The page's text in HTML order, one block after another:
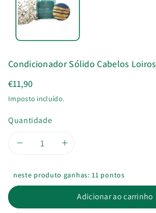
Condicionador Sólido Cabelos Loiros
€11,90
Imposto incluído.
Quantidade
Diminuir
a
quantidade
Aumentar
a
quantidade
neste produto ganhas: 11 pontos
Adicionar ao carrinho